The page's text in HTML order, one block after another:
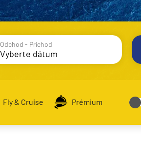
Odchod - Príchod
Fly & Cruise Prémium